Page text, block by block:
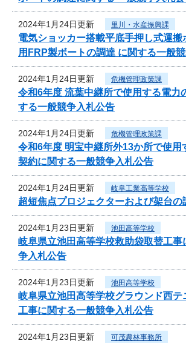
2024年1月24日更新 里川・水産振興課
電気ショッカー搭載平底手押し式運搬
用FRP製ボートの調達 に関する一般
2024年1月24日更新 危機管理政策課
令和6年度 流葉中継所で使用する電力
する一般競争入札公告
2024年1月24日更新 危機管理政策課
令和6年度 明宝中継所外13か所で使用
契約に関する一般競争入札公告
2024年1月24日更新 岐阜工業高等学校
超短焦点プロジェクターおよび架台の
2024年1月23日更新 池田高等学校
岐阜県立池田高等学校救助袋取替工事
争入札公告
2024年1月23日更新 池田高等学校
岐阜県立池田高等学校グラウンド西テ
工事に関する一般競争入札公告
2024年1月23日更新 可茂農林事務所